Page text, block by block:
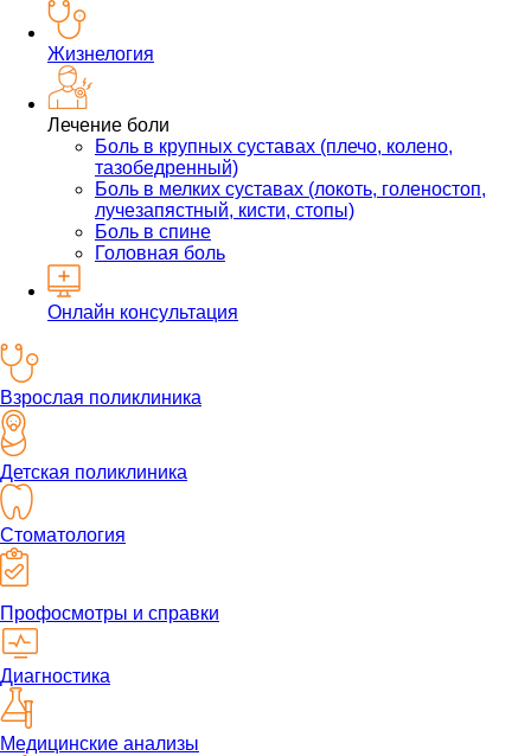
Жизнелогия
Лечение боли
Боль в крупных суставах (плечо, колено,
тазобедренный)
Боль в мелких суставах (локоть, голеностоп,
лучезапястный, кисти, стопы)
Боль в спине
Головная боль
Онлайн консультация
Взрослая поликлиника
Детская поликлиника
Стоматология
Профосмотры и справки
Диагностика
Медицинские анализы